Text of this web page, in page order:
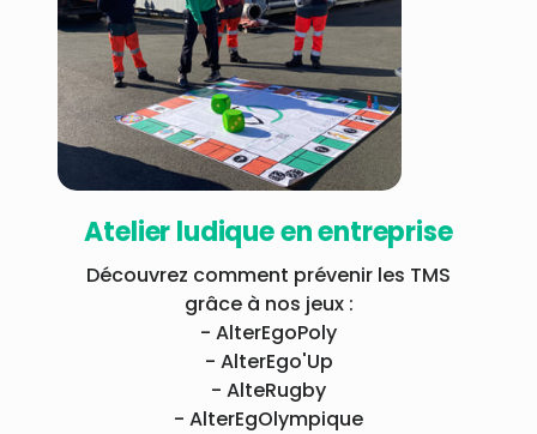
Atelier ludique en entreprise
Découvrez comment prévenir les TMS
grâce à nos jeux :
- AlterEgoPoly
- AlterEgo'Up
- AlteRugby
- AlterEgOlympique